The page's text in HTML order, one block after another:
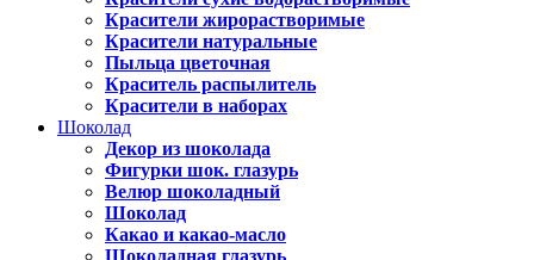
Красители жирорастворимые
Красители натуральные
Пыльца цветочная
Краситель распылитель
Красители в наборах
Шоколад
Декор из шоколада
Фигурки шок. глазурь
Велюр шоколадный
Шоколад
Какао и какао-масло
Шоколадная глазурь